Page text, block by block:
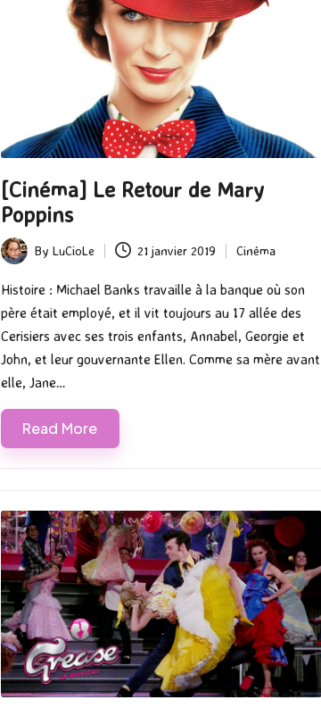
[Cinéma] Le Retour de Mary
Poppins
Posted
by
By LuCioLe 21 janvier 2019
Posted
Cinéma
Histoire : Michael Banks travaille à la banque où son
père était employé, et il vit toujours au 17 allée des
Cerisiers avec ses trois enfants, Annabel, Georgie et
John, et leur gouvernante Ellen. Comme sa mère avant
elle, Jane…
Read More